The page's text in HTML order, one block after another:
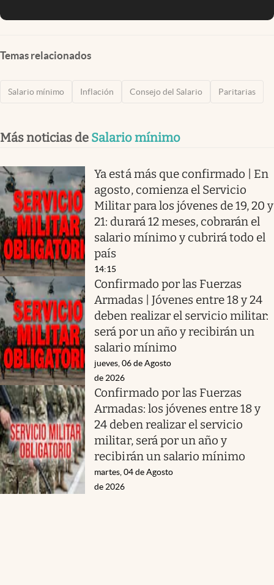
Temas relacionados
Salario mínimo Inflación Consejo del Salario Paritarias
Más noticias de Salario mínimo
Ya está más que confirmado | En
agosto, comienza el Servicio
Militar para los jóvenes de 19, 20 y
21: durará 12 meses, cobrarán el
salario mínimo y cubrirá todo el
país
14:15
Confirmado por las Fuerzas
Armadas | Jóvenes entre 18 y 24
deben realizar el servicio militar:
será por un año y recibirán un
salario mínimo
jueves, 06 de Agosto
de 2026
Confirmado por las Fuerzas
Armadas: los jóvenes entre 18 y
24 deben realizar el servicio
militar, será por un año y
recibirán un salario mínimo
martes, 04 de Agosto
de 2026